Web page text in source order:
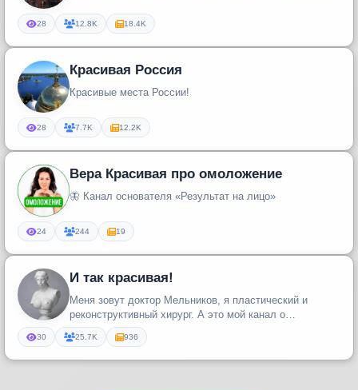
28 12.8K 18.4K
Красивая Россия
Красивые места России!
28 7.7K 12.2K
Вера Красивая про омоложение
🦋 Канал основателя «Результат на лицо»
24 244 19
И так красивая!
Меня зовут доктор Мельников, я пластический и
реконструктивный хирург. А это мой канал о
неестественной красоте 🤷🏻‍♂️
30 25.7K 936